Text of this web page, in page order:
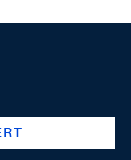
swiss-national-
@swissnationalbank